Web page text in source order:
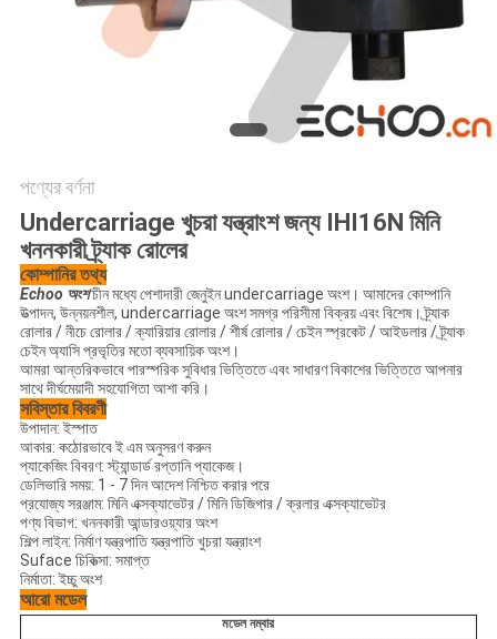
পণ্যের বর্ণনা
Undercarriage খুচরা যন্ত্রাংশ জন্য IHI16N মিনি
খননকারী ট্র্যাক রোলের
কোম্পানির তথ্য
Echoo অংশচীন মধ্যে পেশাদারী জেনুইন undercarriage অংশ। আমাদের কোম্পানি
উত্পাদন, উন্নয়নশীল, undercarriage অংশ সমগ্র পরিসীমা বিক্রয় এবং বিশেষ।ট্র্যাক
রোলার / নীচে রোলার / ক্যারিয়ার রোলার / শীর্ষ রোলার / চেইন স্প্রকেট / আইডলার / ট্র্যাক
চেইন অ্যাসি প্রভৃতির মতো ব্যবসায়িক অংশ।
আমরা আন্তরিকভাবে পারস্পরিক সুবিধার ভিত্তিতে এবং সাধারণ বিকাশের ভিত্তিতে আপনার
সাথে দীর্ঘমেয়াদী সহযোগিতা আশা করি।
সবিস্তার বিবরণী
উপাদান: ইস্পাত
আকার: কঠোরভাবে ই এম অনুসরণ করুন
প্যাকেজিং বিবরণ: স্ট্যান্ডার্ড রপ্তানি প্যাকেজ।
ডেলিভারি সময়: 1 - 7 দিন আদেশ নিশ্চিত করার পরে
প্রযোজ্য সরঞ্জাম: মিনি এক্সক্যাভেটর / মিনি ডিজিগার / ক্রলার এক্সক্যাভেটর
পণ্য বিভাগ: খননকারী আন্ডারওয়্যার অংশ
শিল্প লাইন: নির্মাণ যন্ত্রপাতি যন্ত্রপাতি খুচরা যন্ত্রাংশ
Suface চিকিত্সা: সমাপ্ত
নির্মাতা: ইচ্চু অংশ
আরো মডেল
মডেল নম্বার